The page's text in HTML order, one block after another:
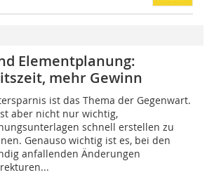
Elementplanung:
mehr Gewinn
ist das Thema der Gegenwart.
aber nicht nur wichtig,
schnell erstellen zu
Genauso wichtig ist es, bei den
anfallenden Änderungen